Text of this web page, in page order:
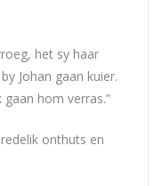
het sy haar
Johan gaan kuier.
gaan hom verras.”
onthuts en